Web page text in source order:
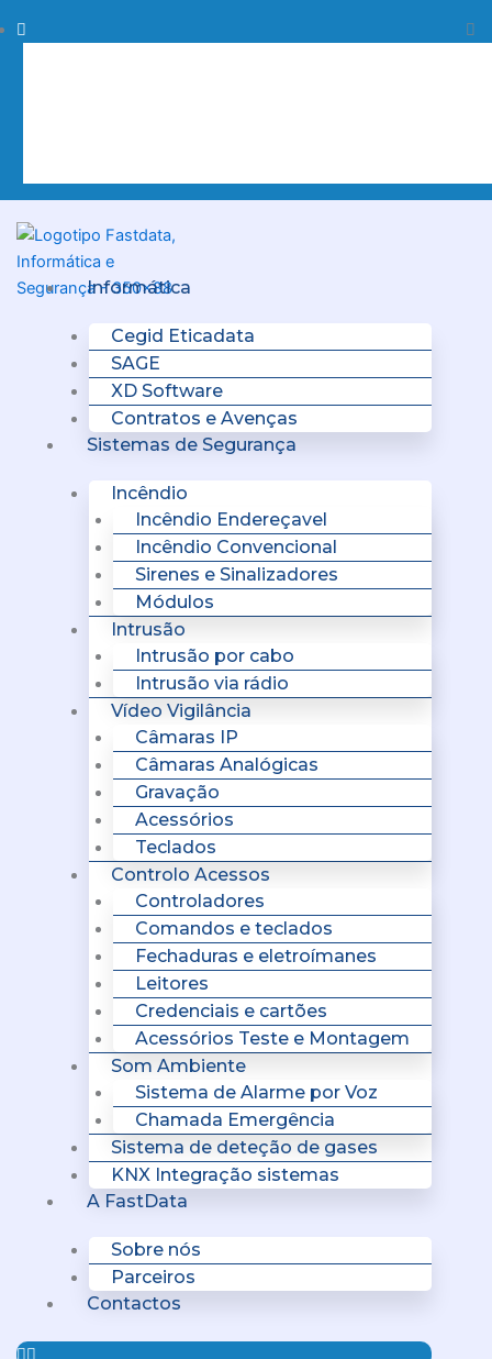
to
Procurar
Informática
Cegid Eticadata
SAGE
XD Software
Contratos e Avenças
Sistemas de Segurança
Incêndio
Incêndio Endereçavel
Incêndio Convencional
Sirenes e Sinalizadores
Módulos
Intrusão
Intrusão por cabo
Intrusão via rádio
Vídeo Vigilância
Câmaras IP
Câmaras Analógicas
Gravação
Acessórios
Teclados
Controlo Acessos
Controladores
Comandos e teclados
Fechaduras e eletroímanes
Leitores
Credenciais e cartões
Acessórios Teste e Montagem
Som Ambiente
Sistema de Alarme por Voz
Chamada Emergência
Sistema de deteção de gases
KNX Integração sistemas
A FastData
Sobre nós
Parceiros
Contactos
Menu